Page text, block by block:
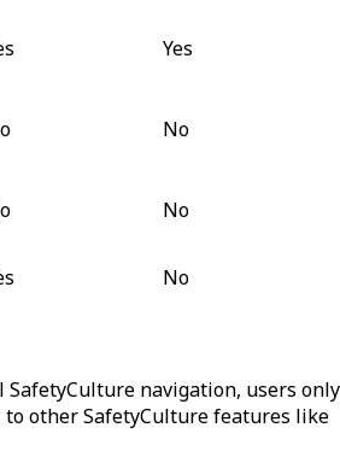
Yes
No
No
No
navigation, users only
other SafetyCulture features like